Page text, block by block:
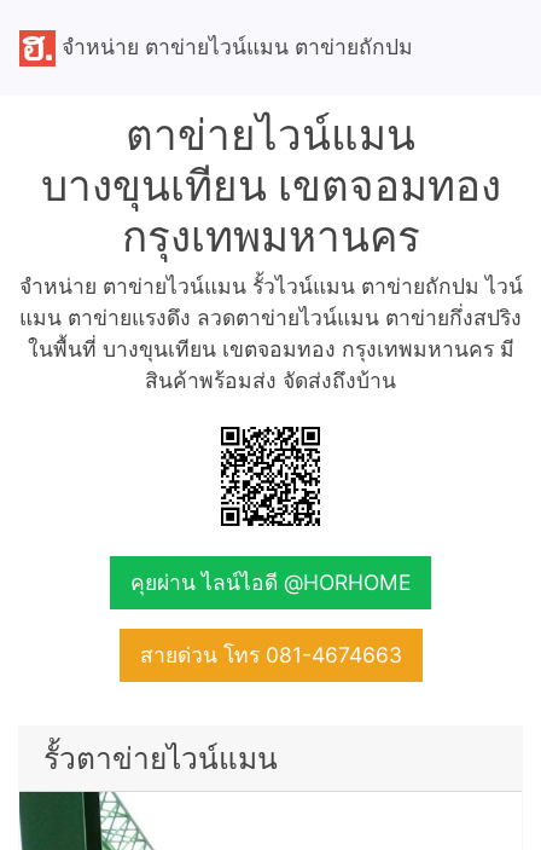
จำหน่าย ตาข่ายไวน์แมน ตาข่ายถักปม
ตาข่ายไวน์แมน
บางขุนเทียน เขตจอมทอง
กรุงเทพมหานคร
จำหน่าย ตาข่ายไวน์แมน รั้วไวน์แมน ตาข่ายถักปม ไวน์
แมน ตาข่ายแรงดึง ลวดตาข่ายไวน์แมน ตาข่ายกึ่งสปริง
ในพื้นที่ บางขุนเทียน เขตจอมทอง กรุงเทพมหานคร มี
สินค้าพร้อมส่ง จัดส่งถึงบ้าน
คุยผ่าน ไลน์ไอดี @HORHOME
สายด่วน โทร 081-4674663
รั้วตาข่ายไวน์แมน